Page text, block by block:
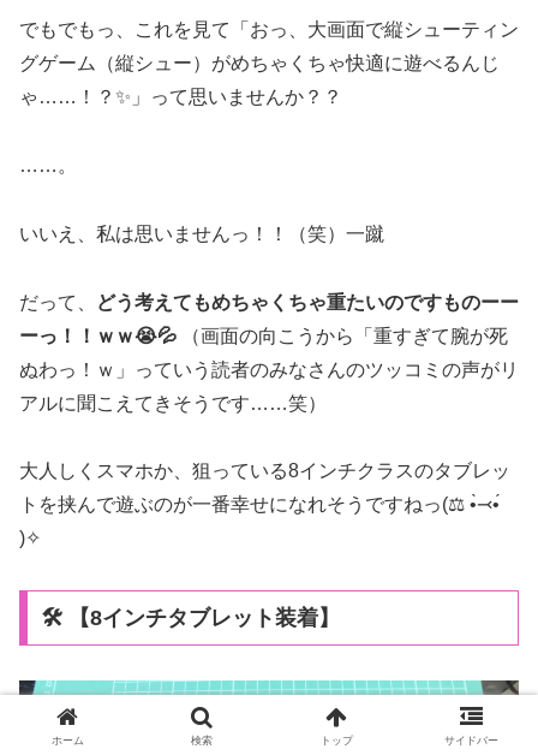
でもでもっ、これを見て「おっ、大画面で縦シューティン
グゲーム（縦シュー）がめちゃくちゃ快適に遊べるんじ
ゃ……！？✨」って思いませんか？？
……。
いいえ、私は思いませんっ！！（笑）一蹴
だって、
どう考えてもめちゃくちゃ重たいのですものーー
ーっ！！ｗｗ😭💦 （画面の向こうから「重すぎて腕が死
ぬわっ！ｗ」っていう読者のみなさんのツッコミの声がリ
アルに聞こえてきそうです……笑）
大人しくスマホか、狙っている8インチクラスのタブレッ
トを挟んで遊ぶのが一番幸せになれそうですねっ(⚖️ •̀⤙•́
)✧
🛠️ 【8インチタブレット装着】
ホーム 検索 トップ サイドバー